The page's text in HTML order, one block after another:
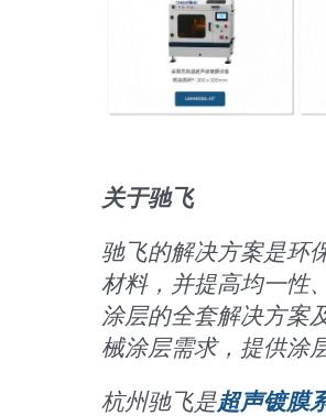
关于驰飞
驰飞的解决方案是环
材料，并提高均一性
涂层的全套解决方案
械涂层需求，提供涂
杭州驰飞是超声镀膜